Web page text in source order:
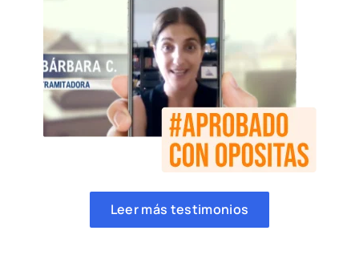
Leer más testimonios